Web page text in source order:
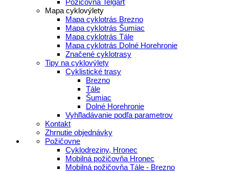
Požičovňa Telgárt
Mapa cyklovýlety
Mapa cyklotrás Brezno
Mapa cyklotrás Šumiac
Mapa cyklotrás Tále
Mapa cyklotrás Dolné Horehronie
Značené cyklotrasy
Tipy na cyklovýlety
Cyklistické trasy
Brezno
Tále
Šumiac
Dolné Horehronie
Vyhľladávanie podľa parametrov
Kontakt
Zhrnutie objednávky
Požičovne
Cyklodreziny, Hronec
Mobilná požičovňa Hronec
Mobilná požičovňa Tále - Brezno